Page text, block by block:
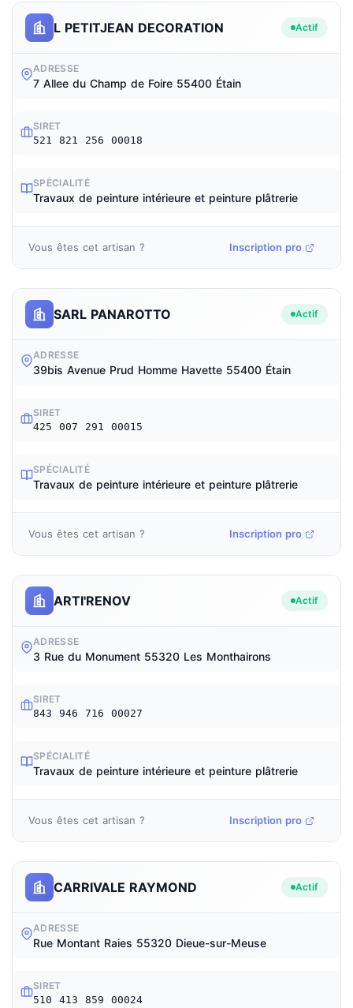
L PETITJEAN DECORATION Actif
ADRESSE
7 Allee du Champ de Foire 55400 Étain
SIRET
521 821 256 00018
SPÉCIALITÉ
Travaux de peinture intérieure et peinture plâtrerie
Vous êtes cet artisan ? Inscription pro
SARL PANAROTTO Actif
ADRESSE
39bis Avenue Prud Homme Havette 55400 Étain
SIRET
425 007 291 00015
SPÉCIALITÉ
Travaux de peinture intérieure et peinture plâtrerie
Vous êtes cet artisan ? Inscription pro
ARTI'RENOV Actif
ADRESSE
3 Rue du Monument 55320 Les Monthairons
SIRET
843 946 716 00027
SPÉCIALITÉ
Travaux de peinture intérieure et peinture plâtrerie
Vous êtes cet artisan ? Inscription pro
CARRIVALE RAYMOND Actif
ADRESSE
Rue Montant Raies 55320 Dieue-sur-Meuse
SIRET
510 413 859 00024